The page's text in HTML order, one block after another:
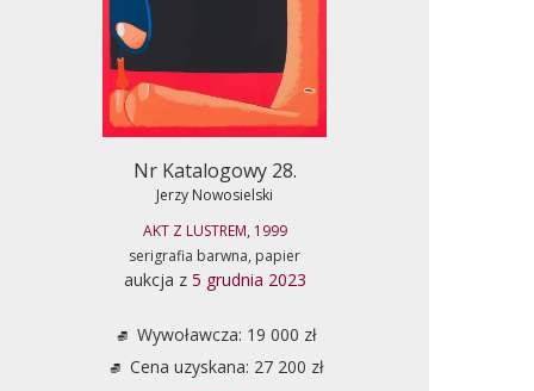
Nr Katalogowy 28.
Jerzy Nowosielski
AKT Z LUSTREM, 1999
serigrafia barwna, papier
aukcja z 5 grudnia 2023
Wywoławcza: 19 000 zł
Cena uzyskana: 27 200 zł